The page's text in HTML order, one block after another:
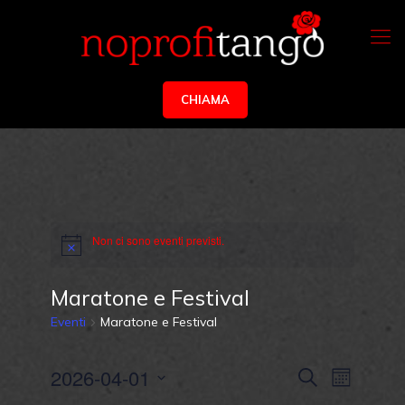
CHIAMA
Non ci sono eventi previsti.
Maratone e Festival
Eventi Maratone e Festival
Eventi
Cerca Evento
Viste
Mese
2026-04-01